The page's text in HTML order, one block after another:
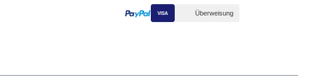
VISA Überweisung